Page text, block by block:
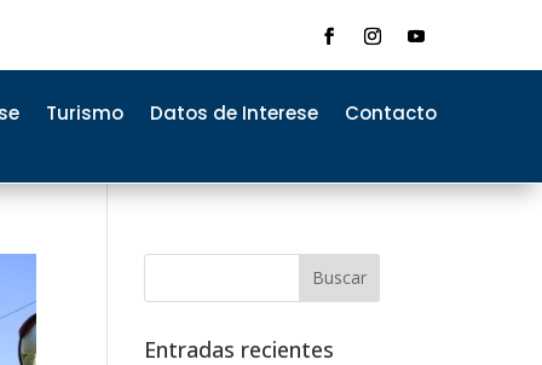
Turismo Datos de Interese Contacto
Entradas recientes